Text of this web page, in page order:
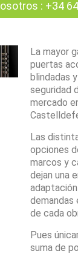
: +34
La mayor
puertas
blindadas
seguridad
mercado
Las
opciones
marcos y
dejan una
de cada
Pues
suma de